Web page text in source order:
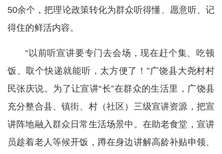
50余个，把理论政策转化为群众听得懂、愿意听、记
得住的鲜活内容。
“以前听宣讲要专门去会场，现在赶个集、吃顿
饭、取个快递就能听，太方便了！”广饶县大尧村村
民张庆说。为了让宣讲“长”在群众的生活里，广饶县
充分整合县、镇街、村（社区）三级宣讲资源，把宣
讲阵地融入群众日常生活场景中。在助老食堂，宣讲
员趁着老人等候开饭，蹲在身边讲解高龄补贴申领、